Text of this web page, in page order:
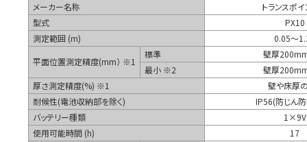
メーカー名称
トランスポ
型式
PX10
測定範囲 (m)
0.05～
平面位置測定精度(mm） ※1
標準
壁厚
最小 ※2
壁厚
厚さ測定精度(%) ※1
壁や床厚
耐候性(電池収納部を除く)
IP56(防じん
バッテリー種類
1×9V
使用可能時間 (h)
17